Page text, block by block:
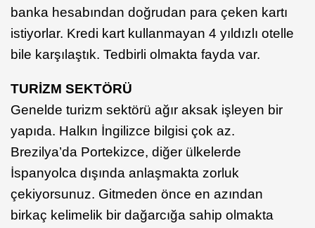
banka hesabından doğrudan para çeken kartı
istiyorlar. Kredi kart kullanmayan 4 yıldızlı otelle
bile karşılaştık. Tedbirli olmakta fayda var.
TURİZM SEKTÖRÜ
Genelde turizm sektörü ağır aksak işleyen bir
yapıda. Halkın İngilizce bilgisi çok az.
Brezilya’da Portekizce, diğer ülkelerde
İspanyolca dışında anlaşmakta zorluk
çekiyorsunuz. Gitmeden önce en azından
birkaç kelimelik bir dağarcığa sahip olmakta